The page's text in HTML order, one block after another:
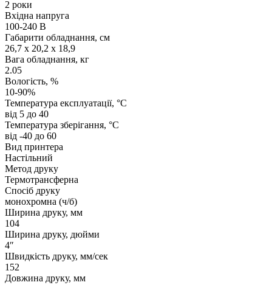
2 роки
Вхідна напруга
100-240 В
Габарити обладнання, см
26,7 x 20,2 x 18,9
Вага обладнання, кг
2.05
Вологість, %
10-90%
Температура експлуатації, °C
від 5 до 40
Температура зберігання, °C
від -40 до 60
Вид принтера
Настільний
Метод друку
Термотрансферна
Спосіб друку
монохромна (ч/б)
Ширина друку, мм
104
Ширина друку, дюйми
4″
Швидкість друку, мм/сек
152
Довжина друку, мм